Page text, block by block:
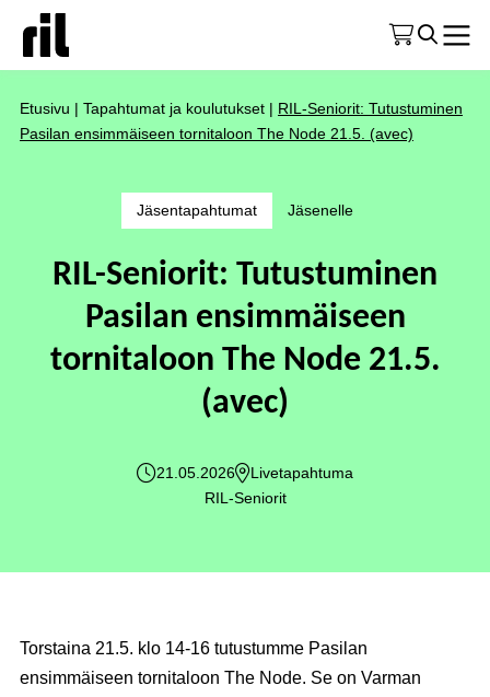
Etusivu | Tapahtumat ja koulutukset | RIL-Seniorit: Tutustuminen
Pasilan ensimmäiseen tornitaloon The Node 21.5. (avec)
Jäsentapahtumat Jäsenelle
RIL-Seniorit: Tutustuminen
Pasilan ensimmäiseen
tornitaloon The Node 21.5.
(avec)
21.05.2026
Livetapahtuma
RIL-Seniorit
Torstaina 21.5. klo 14-16 tutustumme Pasilan
ensimmäiseen tornitaloon The Node. Se on Varman